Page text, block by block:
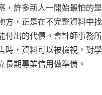
許多新人一開始最怕的
，正是在不完整資料中
出的代價。會計師事務
，資料可以被檢視。對
長期專業信用做準備。